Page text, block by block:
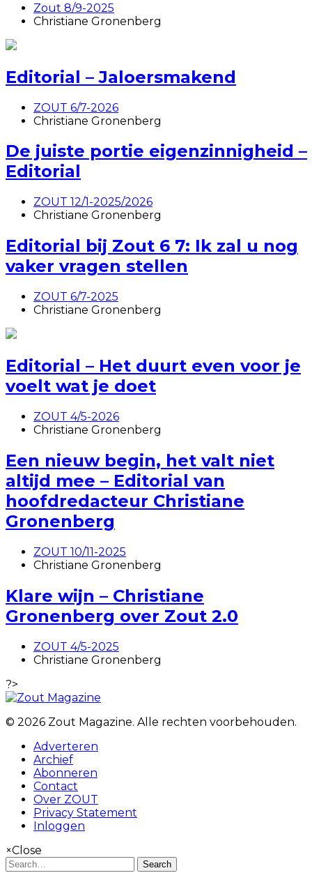
Zout 8/9-2025
Christiane Gronenberg
Editorial – Jaloersmakend
ZOUT 6/7-2026
Christiane Gronenberg
De juiste portie eigenzinnigheid –
Editorial
ZOUT 12/1-2025/2026
Christiane Gronenberg
Editorial bij Zout 6 7: Ik zal u nog
vaker vragen stellen
ZOUT 6/7-2025
Christiane Gronenberg
Editorial – Het duurt even voor je
voelt wat je doet
ZOUT 4/5-2026
Christiane Gronenberg
Een nieuw begin, het valt niet
altijd mee – Editorial van
hoofdredacteur Christiane
Gronenberg
ZOUT 10/11-2025
Christiane Gronenberg
Klare wijn – Christiane
Gronenberg over Zout 2.0
ZOUT 4/5-2025
Christiane Gronenberg
?>
© 2026 Zout Magazine. Alle rechten voorbehouden.
Adverteren
Archief
Abonneren
Contact
Over ZOUT
Privacy Statement
Inloggen
×Close
Search